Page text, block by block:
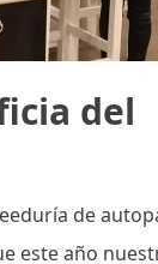
del
de
este año